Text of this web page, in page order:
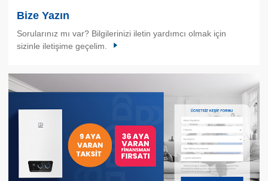
Bize Yazın
Sorularınız mı var? Bilgilerinizi iletin yardımcı olmak için
sizinle iletişime geçelim.